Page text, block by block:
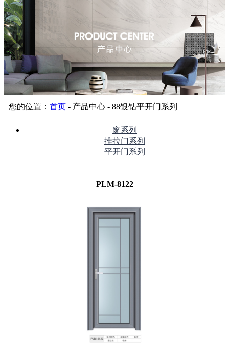
您的位置： 首页- 产品中心 - 88银钻平开门系列
窗系列
推拉门系列
平开门系列
PLM-8122